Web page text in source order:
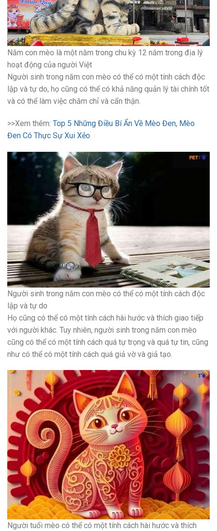
Năm con mèo là một năm trong chu kỳ 12 năm trong địa lý
hoạt động của người Việt
Người sinh trong năm con mèo có thể có một tính cách độc
lập và tự do, họ cũng có thể có khả năng quản lý tài chính tốt
và có thể làm việc chăm chỉ và cẩn thận.
>>Xem thêm: Top 5 Những Điều Bí Ẩn Về Mèo Đen, Mèo
Đen Có Thực Sự Xui Xẻo
Người sinh trong năm con mèo có thể có một tính cách độc
lập và tự do
Họ cũng có thể có một tính cách hài hước và thích giao tiếp
với người khác. Tuy nhiên, người sinh trong năm con mèo
cũng có thể có một tính cách quá tự trọng và quá tự tin, cũng
như có thể có một tính cách quá giả vờ và giả tạo.
Người tuổi mèo có thể có một tính cách hài hước và thích